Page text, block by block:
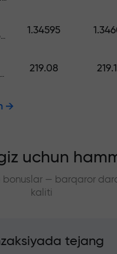
Great Britain Pound vs US Dollar
1.34595
NVIDIA Corp Nasdaq Stock Exchange (Nasdaq) USD
219.08
uchun
bonuslar — barqaror
kaliti
tejang